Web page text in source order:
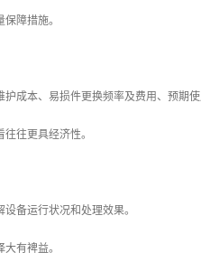
障措施。
成本、易损件更换频率及费用、预期
往更具经济性。
备运行状况和处理效果。
有裨益。